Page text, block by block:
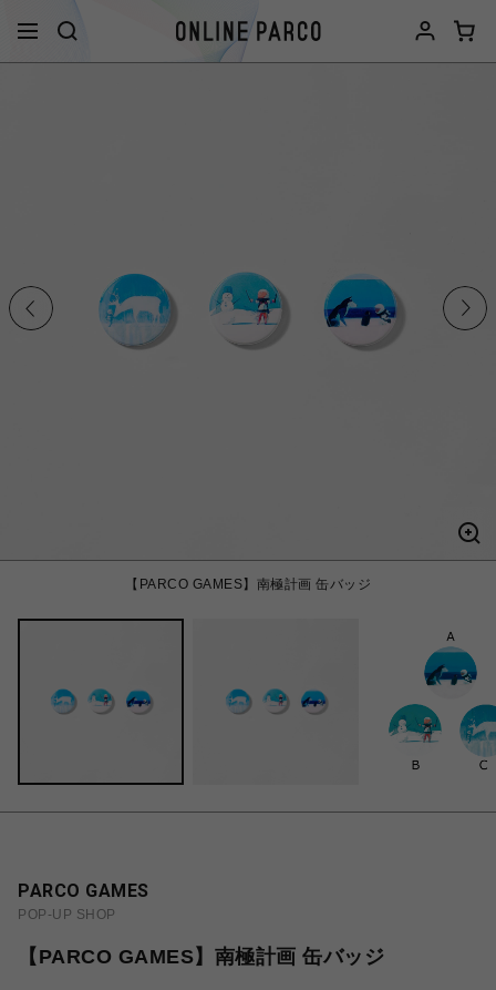
【PARCO GAMES】南極計画 缶バッジ
PARCO GAMES
POP-UP SHOP
【PARCO GAMES】南極計画 缶バッジ